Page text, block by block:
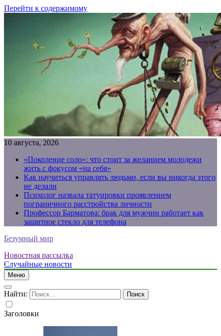
Перейти к содержимому
10 августа, 2026
«Поколение соло»: что стоит за желанием молодежи
жить с фокусом «на себя»
Как научиться управлять людьми, если вы никогда этого
не делали
Психолог назвала татуировки проявлением
пограничного расстройства личности
Профессор Барматова: брак для мужчин работает как
защитное стекло для телефона
Безумный мир
Новостная рассылка
Случайные новости
Меню
Найти:
Заголовки